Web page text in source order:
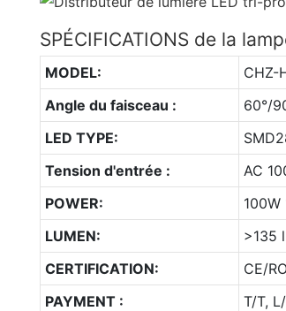
SPÉCIFICATIONS de la
MODEL:
CHZ-
Angle du faisceau :
60°/
LED TYPE:
Tension d'entrée :
AC
POWER:
100W
LUMEN:
>135
CERTIFICATION:
CE/
PAYMENT :
T/T,